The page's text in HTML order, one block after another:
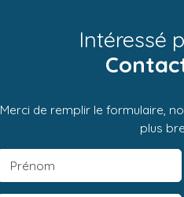
Intéressé
Merci de remplir le formulaire,
plus
Prénom